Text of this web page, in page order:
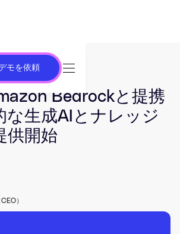
モを依頼
終更新日 Jun 26, 2025.
Bedrockと提携
な生成AIとナレッジ
供開始
）